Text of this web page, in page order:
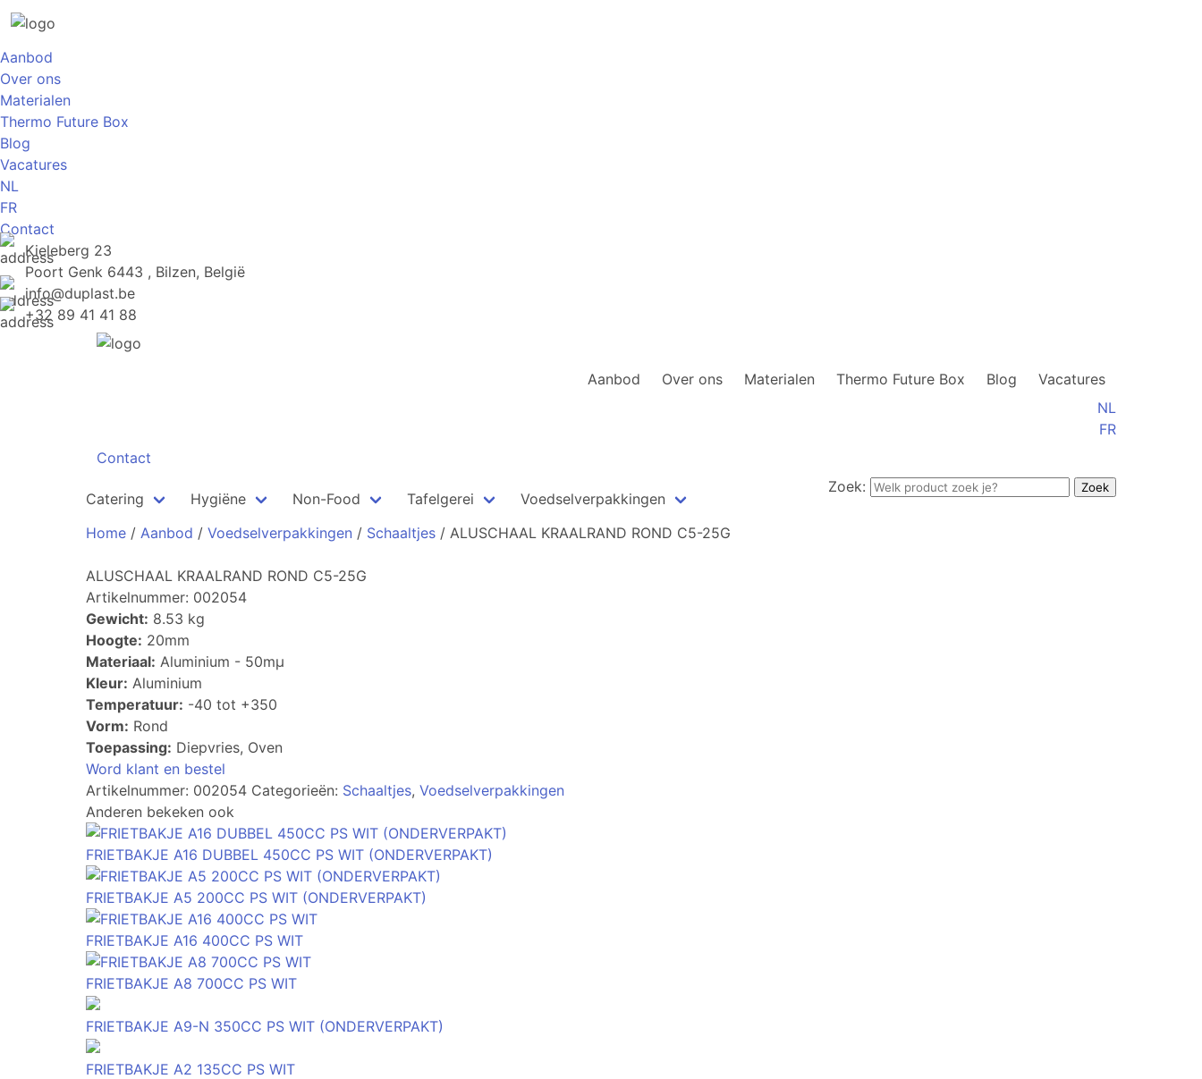
Aanbod
Over ons
Materialen
Thermo Future Box
Blog
Vacatures
NL
FR
Contact
Kieleberg 23
Poort Genk 6443 , Bilzen, België
info@duplast.be
+32 89 41 41 88
Aanbod Over ons Materialen Thermo Future Box Blog
Vacatures
NL
FR
Contact
Catering Hygiëne Non-Food Tafelgerei Voedselverpakkingen
Zoek:
Home / Aanbod / Voedselverpakkingen / Schaaltjes / ALUSCHAAL KRAALRAND ROND C5-25G
ALUSCHAAL KRAALRAND ROND C5-25G
Artikelnummer: 002054
Gewicht: 8.53 kg
Hoogte: 20mm
Materiaal: Aluminium - 50mµ
Kleur: Aluminium
Temperatuur: -40 tot +350
Vorm: Rond
Toepassing: Diepvries, Oven
Word klant en bestel
Artikelnummer: 002054 Categorieën: Schaaltjes, Voedselverpakkingen
Anderen bekeken ook
FRIETBAKJE A16 DUBBEL 450CC PS WIT (ONDERVERPAKT)
FRIETBAKJE A5 200CC PS WIT (ONDERVERPAKT)
FRIETBAKJE A16 400CC PS WIT
FRIETBAKJE A8 700CC PS WIT
FRIETBAKJE A9-N 350CC PS WIT (ONDERVERPAKT)
FRIETBAKJE A2 135CC PS WIT